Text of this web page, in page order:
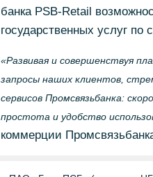
банка PSB-Retail
государственных услуг по
«Развивая и совершенствуя
запросы наших клиентов,
сервисов Промсвязьбанка:
простота и удобство
коммерции